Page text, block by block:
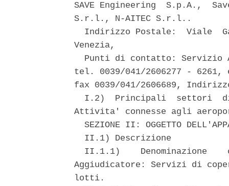
SAVE Engineering  S.p.A.,
S.r.l., N-AITEC S.r.l..
Indirizzo Postale:  Viale
Venezia,
Punti di contatto: Servizio
tel. 0039/041/2606277 -
fax 0039/041/2606689,
I.2)  Principali  settori
Attivita' connesse agli
SEZIONE II: OGGETTO
  II.1) Descrizione
II.1.1)    Denominazione
Aggiudicatore: Servizi di
lotti.